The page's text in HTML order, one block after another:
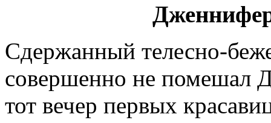
Сдержанный телесно-
совершенно не помешал
тот вечер первых